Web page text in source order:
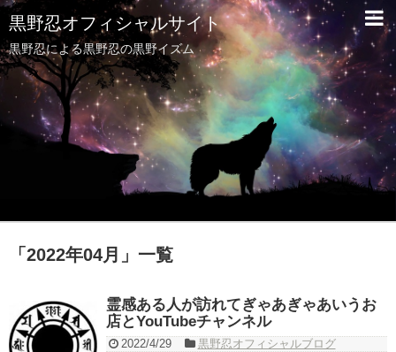
黒野忍オフィシャルサイト
黒野忍による黒野忍の黒野イズム
「 2022年04月 」 一覧
霊感ある人が訪れてぎゃあぎゃあいうお
店とYouTubeチャンネル
2022/4/29
黒野忍オフィシャルブログ